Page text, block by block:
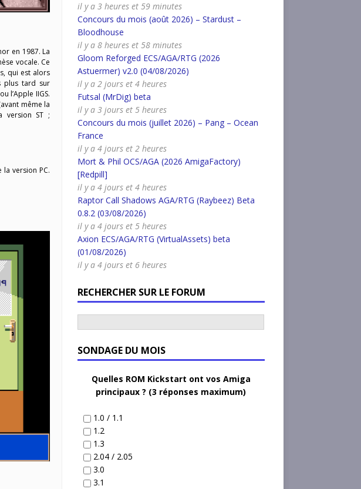
en 1987. La
vocale. Ce
qui est alors
plus tard sur
l’Apple IIGS.
même la
version ST ;
la version PC.
il y a 3 heures et 59 minutes
Concours du mois (août 2026) – Stardust –
Bloodhouse
il y a 8 heures et 58 minutes
Gloom Reforged ECS/AGA/RTG (2026
Astuermer) v2.0 (04/08/2026)
il y a 2 jours et 4 heures
Futsal (MrDig) beta
il y a 3 jours et 5 heures
Concours du mois (juillet 2026) – Pang – Ocean
France
il y a 4 jours et 2 heures
Mort & Phil OCS/AGA (2026 AmigaFactory)
[Redpill]
il y a 4 jours et 4 heures
Raptor Call Shadows AGA/RTG (Raybeez) Beta
0.8.2 (03/08/2026)
il y a 4 jours et 5 heures
Axion ECS/AGA/RTG (VirtualAssets) beta
(01/08/2026)
il y a 4 jours et 6 heures
RECHERCHER SUR LE FORUM
SONDAGE DU MOIS
Quelles ROM Kickstart ont vos Amiga
principaux ? (3 réponses maximum)
1.0 / 1.1
1.2
1.3
2.04 / 2.05
3.0
3.1